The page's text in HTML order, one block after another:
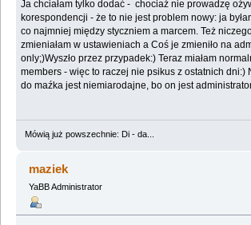
Ja chciałam tylko dodać - chociaż nie prowadzę
korespondencji - że to nie jest problem nowy: ja
co najmniej między styczniem a marcem. Też
zmieniałam w ustawieniach a Coś je zmieniło na
only;)Wyszło przez przypadek:) Teraz miałam
members - więc to raczej nie psikus z ostatnich dni:)
do maźka jest niemiarodajne, bo on jest
Mówią już powszechnie: Di - da...
maziek
YaBB Administrator